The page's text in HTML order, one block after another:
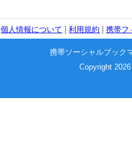
個人情報について |利用規約 |携帯フ
携帯ソーシャルブック
Copyright